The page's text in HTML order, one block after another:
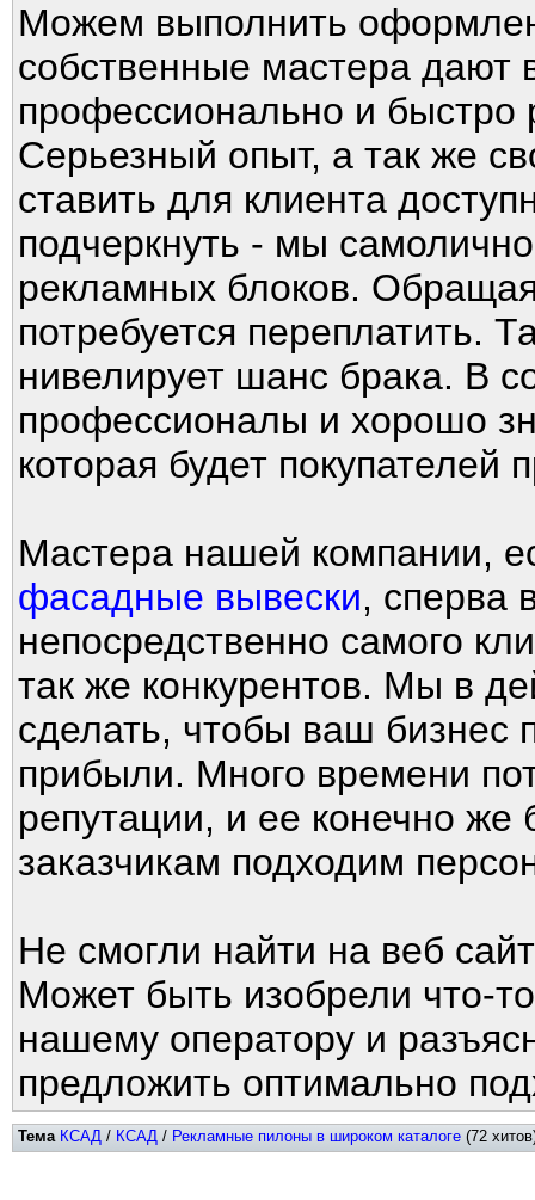
Можем выполнить
собственные мастера дают
профессионально и
Серьезный опыт, а так же
ставить для клиента
подчеркнуть - мы
рекламных блоков.
потребуется переплатить.
нивелирует шанс брака. В
профессионалы и хорошо
которая будет покупателей
Мастера нашей компании,
фасадные вывески, сперва
непосредственно самого
так же конкурентов. Мы в
сделать, чтобы ваш
прибыли. Много времени
репутации, и ее конечно
заказчикам подходим
Не смогли найти на веб
Может быть изобрели что-
нашему оператору и
предложить оптимально
Тема КСАД / КСАД / Рекламные пилоны в широком каталоге (72